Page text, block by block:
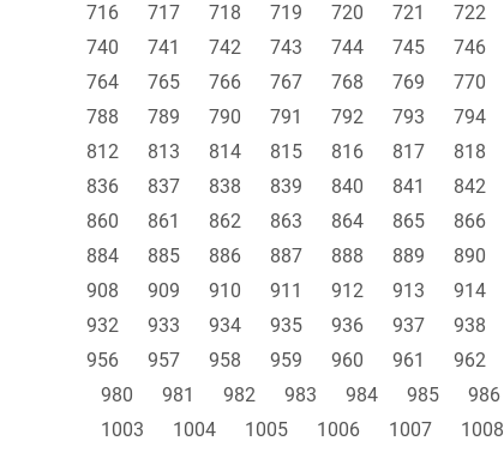
716
717 718 719 720 721 722
740
741 742 743 744 745 746
764
765 766 767 768 769 770
788
789 790 791 792 793 794
812
813 814 815 816 817 818
836
837 838 839 840 841 842
860
861 862 863 864 865 866
884
885 886 887 888 889 890
908
909 910 911 912 913 914
932
933 934 935 936 937 938
956
957 958 959 960 961 962
980
981 982 983 984 985 986
1003
1004 1005 1006 1007 1008